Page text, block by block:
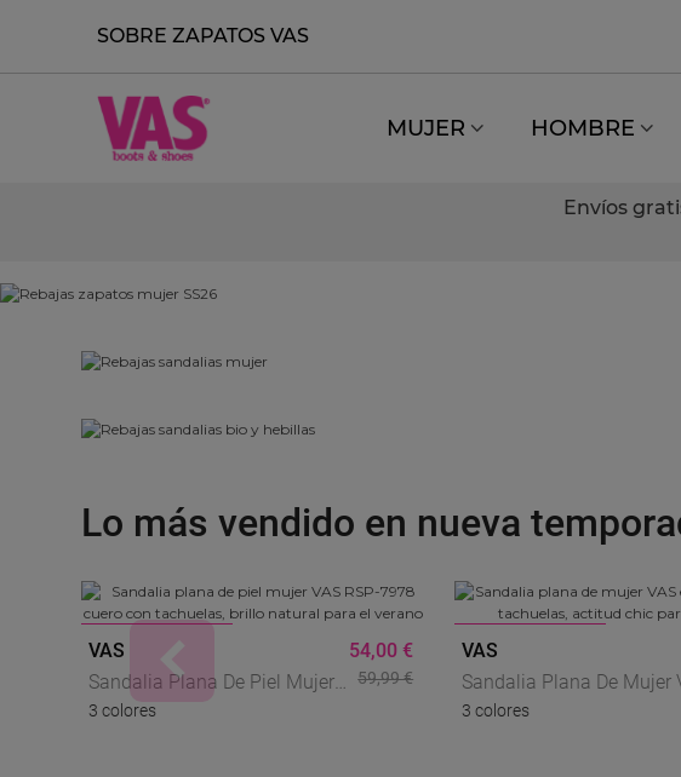
SOBRE ZAPATOS VAS
MUJER HOMBRE
Envíos
Lo más vendido en nueva
REBAJAS
VAS
Sandalia Plana De Piel Mujer
VAS RSP-7978 Cuero Con
3 colores
54,00 €
59,99 €
REBAJAS
VAS
Sandalia Plana De Mujer
En Piel Negra Con
3 colores